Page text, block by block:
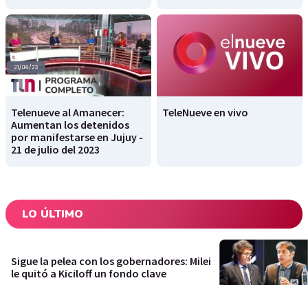
Telenueve al Amanecer:
Aumentan los detenidos
por manifestarse en Jujuy -
21 de julio del 2023
TeleNueve en vivo
LO ÚLTIMO
Sigue la pelea con los gobernadores: Milei
le quitó a Kiciloff un fondo clave